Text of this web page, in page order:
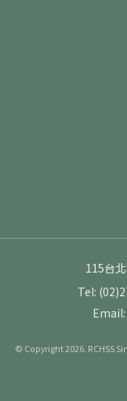
115台
Tel:
© Copyright 2026. RCHSS